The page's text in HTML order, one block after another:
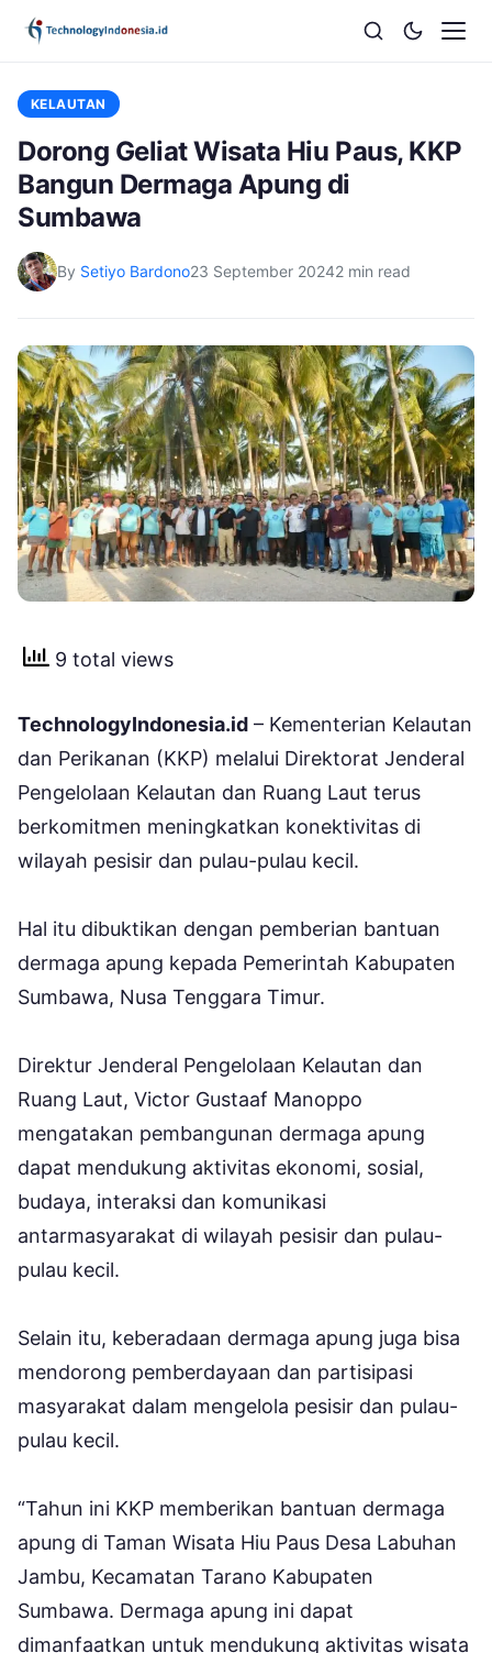
KELAUTAN
Dorong Geliat Wisata Hiu Paus, KKP
Bangun Dermaga Apung di
Sumbawa
By Setiyo Bardono23 September 20242 min read
9 total views
TechnologyIndonesia.id – Kementerian Kelautan
dan Perikanan (KKP) melalui Direktorat Jenderal
Pengelolaan Kelautan dan Ruang Laut terus
berkomitmen meningkatkan konektivitas di
wilayah pesisir dan pulau-pulau kecil.
Hal itu dibuktikan dengan pemberian bantuan
dermaga apung kepada Pemerintah Kabupaten
Sumbawa, Nusa Tenggara Timur.
Direktur Jenderal Pengelolaan Kelautan dan
Ruang Laut, Victor Gustaaf Manoppo
mengatakan pembangunan dermaga apung
dapat mendukung aktivitas ekonomi, sosial,
budaya, interaksi dan komunikasi
antarmasyarakat di wilayah pesisir dan pulau-
pulau kecil.
Selain itu, keberadaan dermaga apung juga bisa
mendorong pemberdayaan dan partisipasi
masyarakat dalam mengelola pesisir dan pulau-
pulau kecil.
“Tahun ini KKP memberikan bantuan dermaga
apung di Taman Wisata Hiu Paus Desa Labuhan
Jambu, Kecamatan Tarano Kabupaten
Sumbawa. Dermaga apung ini dapat
dimanfaatkan untuk mendukung aktivitas wisata